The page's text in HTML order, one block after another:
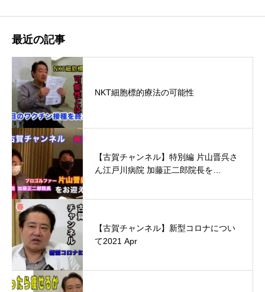
最近の記事
NKT細胞標的療法の可能性
【古賀チャンネル】特別編 片山晋呉さ
ん江戸川病院 加藤正二郎院長を…
【古賀チャンネル】新型コロナについ
て2021 Apr